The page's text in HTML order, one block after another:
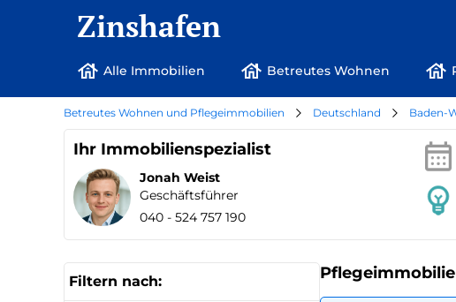
Zinshafen
Alle Immobilien Betreutes Wohnen
Betreutes Wohnen und Pflegeimmobilien Deutschland Baden-
Ihr Immobilienspezialist
Jonah Weist
Geschäftsführer
040 - 524 757 190
Filtern nach: